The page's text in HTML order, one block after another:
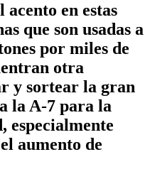
acento en estas
que son usadas a
por miles de
otra
y sortear la gran
la A-7 para la
especialmente
aumento de